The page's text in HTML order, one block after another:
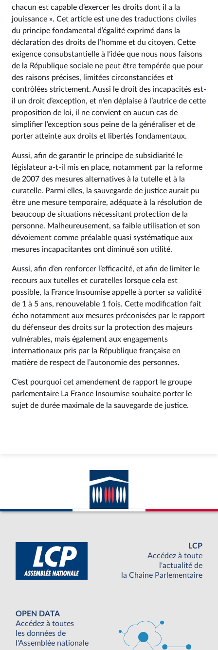
chacun est capable d’exercer les droits dont il a la
jouissance ». Cet article est une des traductions civiles
du principe fondamental d’égalité exprimé dans la
déclaration des droits de l’homme et du citoyen. Cette
exigence consubstantielle à l’idée que nous nous faisons
de la République sociale ne peut être tempérée que pour
des raisons précises, limitées circonstanciées et
contrôlées strictement. Aussi le droit des incapacités est-
il un droit d’exception, et n’en déplaise à l’autrice de cette
proposition de loi, il ne convient en aucun cas de
simplifier l’exception sous peine de la généraliser et de
porter atteinte aux droits et libertés fondamentaux.
Aussi, afin de garantir le principe de subsidiarité le
législateur a-t-il mis en place, notamment par la reforme
de 2007 des mesures alternatives à la tutelle et à la
curatelle. Parmi elles, la sauvegarde de justice aurait pu
être une mesure temporaire, adéquate à la résolution de
beaucoup de situations nécessitant protection de la
personne. Malheureusement, sa faible utilisation et son
dévoiement comme préalable quasi systématique aux
mesures incapacitantes ont diminué son utilité.
Aussi, afin d’en renforcer l’efficacité, et afin de limiter le
recours aux tutelles et curatelles lorsque cela est
possible, la France Insoumise appelle à porter sa validité
de 1 à 5 ans, renouvelable 1 fois. Cette modification fait
écho notamment aux mesures préconisées par le rapport
du défenseur des droits sur la protection des majeurs
vulnérables, mais également aux engagements
internationaux pris par la République française en
matière de respect de l’autonomie des personnes.
C’est pourquoi cet amendement de rapport le groupe
parlementaire La France Insoumise souhaite porter le
sujet de durée maximale de la sauvegarde de justice.
LCP
Accédez à toute
l'actualité de
la Chaine Parlementaire
OPEN DATA
Accédez à toutes
les données de
l'Assemblée nationale